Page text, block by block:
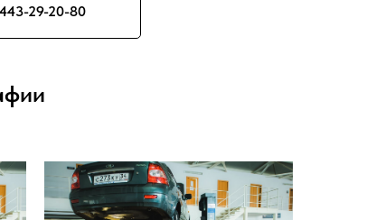
29-20-80